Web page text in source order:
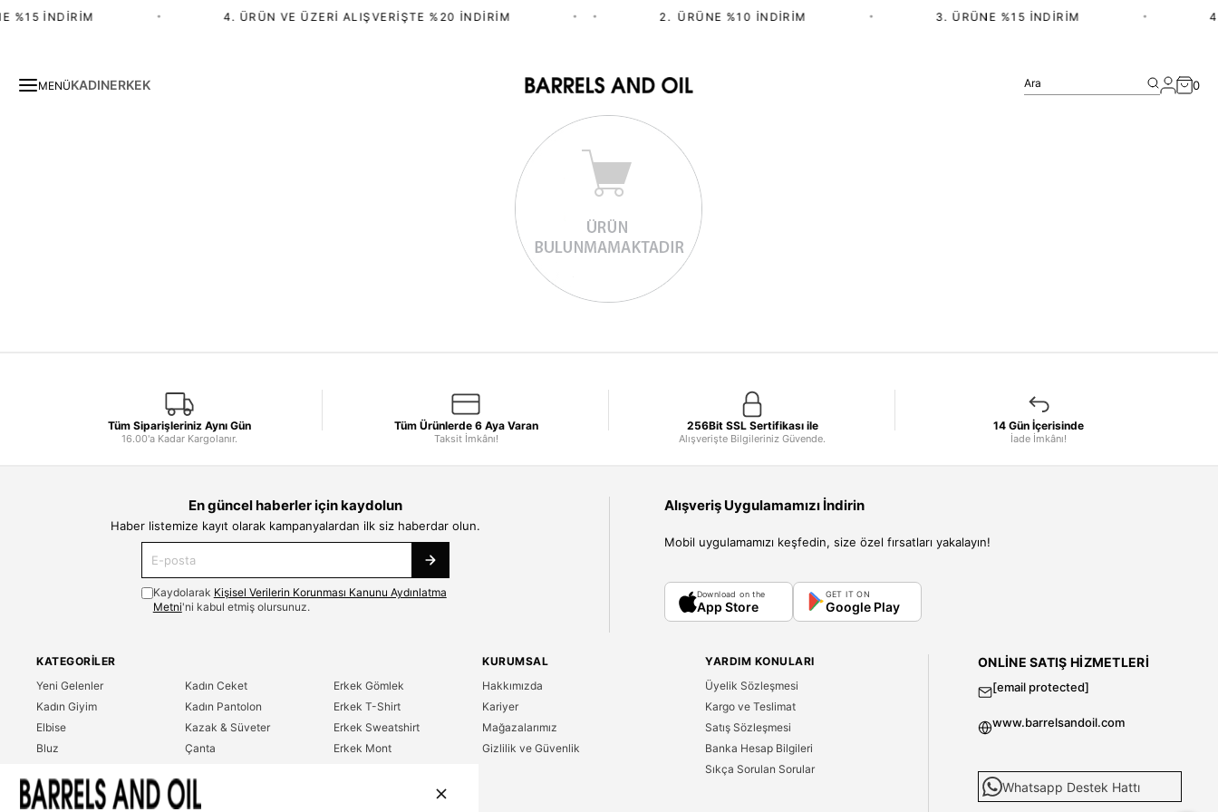
%15 İNDIRIM 4. ÜRÜN VE ÜZERI ALIŞVERIŞTE %20 İNDIRIM 2.⁠ ⁠ÜRÜNE %10 İNDIRIM 3. ÜRÜNE %15 İNDIRIM
MENÜKADINERKEK Ara 0
Tüm Siparişleriniz Aynı Gün
16.00'a Kadar Kargolanır.
Tüm Ürünlerde 6 Aya Varan
Taksit İmkânı!
256Bit SSL Sertifikası ile
Alışverişte Bilgileriniz Güvende.
14 Gün İçerisinde
İade İmkânı!
En güncel haberler için kaydolun
Haber listemize kayıt olarak kampanyalardan ilk siz haberdar olun.
Kaydolarak Kişisel Verilerin Korunması Kanunu Aydınlatma
Metni'ni kabul etmiş olursunuz.
Alışveriş Uygulamamızı İndirin
Mobil uygulamamızı keşfedin, size özel fırsatları yakalayın!
Download on the
App Store
GET IT ON
Google Play
KATEGORILER
Yeni Gelenler
Kadın Giyim
Elbise
Bluz
T-Shirt
Kadın Ceket
Kadın Pantolon
Kazak & Süveter
Çanta
Erkek Gömlek
Erkek T-Shirt
Erkek Sweatshirt
Erkek Mont
KURUMSAL
Hakkımızda
Kariyer
Mağazalarımız
Gizlilik ve Güvenlik
YARDIM KONULARI
Üyelik Sözleşmesi
Kargo ve Teslimat
Satış Sözleşmesi
Banka Hesap Bilgileri
Sıkça Sorulan Sorular
ONLINE SATIŞ HIZMETLERI
[email protected]
www.barrelsandoil.com
Whatsapp Destek Hattı